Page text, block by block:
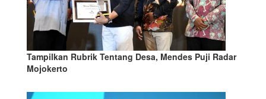
Tampilkan Rubrik Tentang Desa, Mendes Puji Radar
Mojokerto